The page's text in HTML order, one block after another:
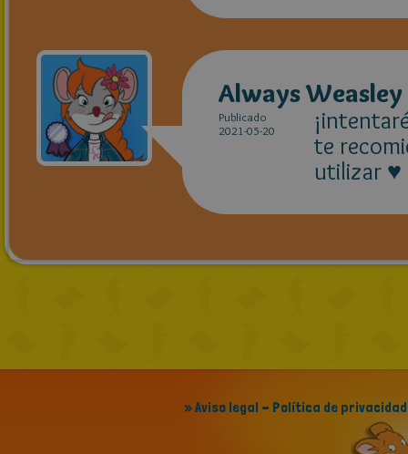
Always Weasley
Publicado
2021-05-20
te
utilizar ♥
» Aviso legal - Política de privacidad